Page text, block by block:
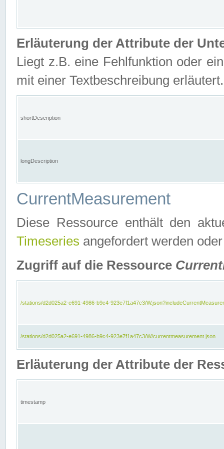
Erläuterung der Attribute der
Liegt z.B. eine Fehlfunktion oder
mit einer Textbeschreibung erläutert.
shortDescription
longDescription
CurrentMeasurement
Diese Ressource enthält den
Timeseries angefordert werden
Zugriff auf die Ressource
/stations/d2d025a2-e691-4986-b9c4-923e7f1a47c3/
/stations/d2d025a2-e691-4986-b9c4-923e7f1a47c3/W/currentmeasurement.json
Erläuterung der Attribute der
timestamp